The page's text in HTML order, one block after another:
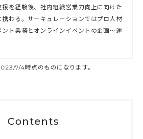
を経験後、社内組織営業力向上に向けた
わる。サーキュレーションではプロ人材
ント業務とオンラインイベントの企画〜運
7/4時点のものになります。
Contents